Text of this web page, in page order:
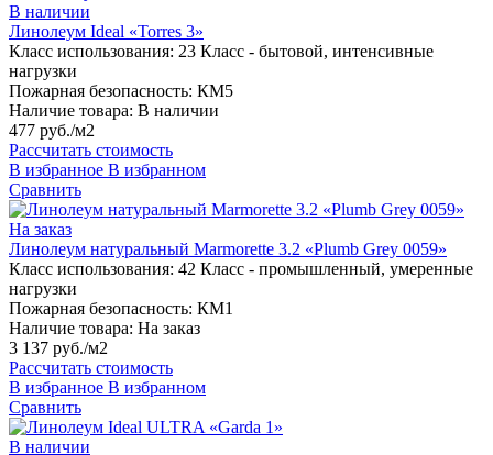
В наличии
Линолеум Ideal «Torres 3»
Класс использования: 23 Класс - бытовой, интенсивные
нагрузки
Пожарная безопасность: КМ5
Наличие товара: В наличии
477 руб./м2
Рассчитать стоимость
В избранное В избранном
Сравнить
На заказ
Линолеум натуральный Marmorette 3.2 «Plumb Grey 0059»
Класс использования: 42 Класс - промышленный, умеренные
нагрузки
Пожарная безопасность: КМ1
Наличие товара: На заказ
3 137 руб./м2
Рассчитать стоимость
В избранное В избранном
Сравнить
В наличии